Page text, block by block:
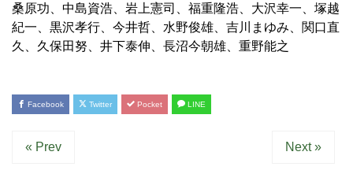
桑原功、中島資浩、岩上憲司、福重隆浩、大沢幸一、塚越
紀一、黒沢孝行、今井哲、水野俊雄、吉川まゆみ、関口直
久、久保田努、井下泰伸、長沼今朝雄、重野能之
Facebook Twitter Pocket LINE
« Prev Next »